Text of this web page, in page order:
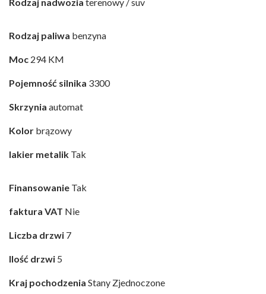
Rodzaj paliwa benzyna
Moc 294 KM
Pojemność silnika 3300
Skrzynia automat
Kolor brązowy
lakier metalik Tak
Finansowanie Tak
faktura VAT Nie
Liczba drzwi 7
Ilość drzwi 5
Kraj pochodzenia Stany Zjednoczone